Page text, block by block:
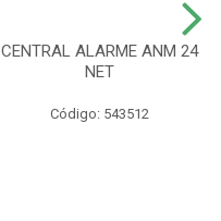
CENTRAL ALARME ANM 24
NET
Código: 543512